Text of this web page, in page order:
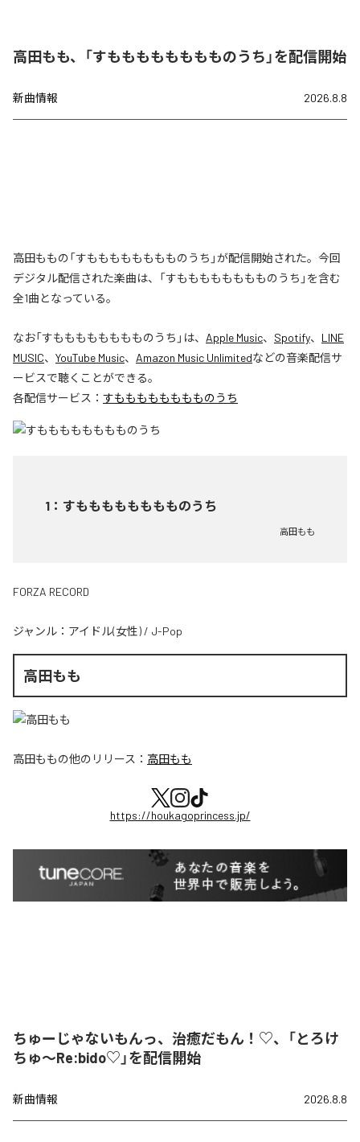
高田もも、「すもももももももものうち」を配信開始
新曲情報 2026.8.8
高田ももの「すもももももももものうち」が配信開始された。今回
デジタル配信された楽曲は、「すもももももももものうち」を含む
全1曲となっている。
なお「すもももももももものうち 」は、 Apple Music、 Spotify、 LINE
MUSIC、 YouTube Music、 Amazon Music Unlimitedなどの音楽配信サ
ービスで聴くことができる。
各配信サービス： すもももももももものうち
1 ： すもももももももものうち
高田もも
FORZA RECORD
ジャンル： アイドル(女性) / J-Pop
高田もも
高田ももの他のリリース： 高田もも
https://houkagoprincess.jp/
ちゅーじゃないもんっ、治癒だもん！♡、「とろけ
ちゅ〜Re:bido♡」を配信開始
新曲情報 2026.8.8